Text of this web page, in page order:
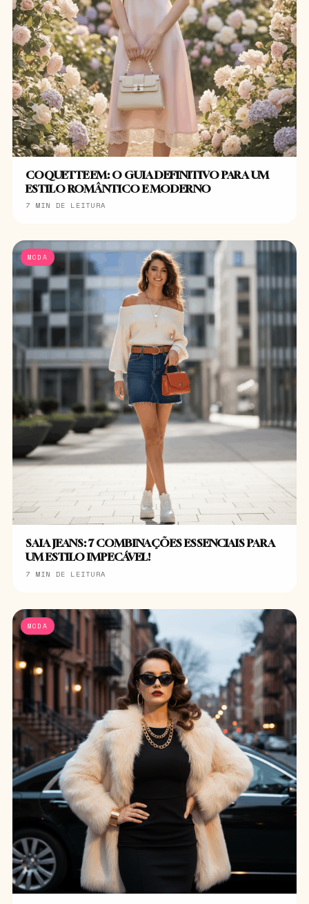
COQUETTE EM: O GUIA DEFINITIVO PARA UM
ESTILO ROMÂNTICO E MODERNO
7 MIN DE LEITURA
MODA
SAIA JEANS: 7 COMBINAÇÕES ESSENCIAIS PARA
UM ESTILO IMPECÁVEL!
7 MIN DE LEITURA
MODA